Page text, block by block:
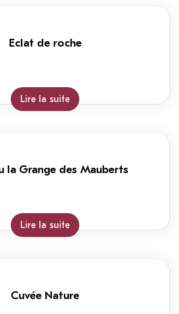
Eclat de roche
Lire la suite
la Grange des Mauberts
Lire la suite
Cuvée Nature